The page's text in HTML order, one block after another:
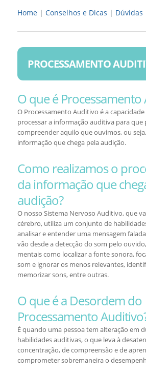
Home| Conselhos e Dicas | Dúvidas
PROCESSAMENTO
O que é Processamento
O Processamento Auditivo é a
processar a informação auditiva para que
compreender aquilo que ouvimos, ou
informação que chega pela audição.
Como realizamos o
da informação que
audição?
O nosso Sistema Nervoso Auditivo, que
cérebro, utiliza um conjunto de
analisar e entender uma mensagem
vão desde a detecção do som pelo
mentais como localizar a fonte sonora,
som e ignorar os menos relevantes,
memorizar sons, entre outras.
O que é a Desordem do
Processamento
É quando uma pessoa tem alteração em
habilidades auditivas, o que leva à
concentração, de compreensão e de
comprometer sobremaneira o